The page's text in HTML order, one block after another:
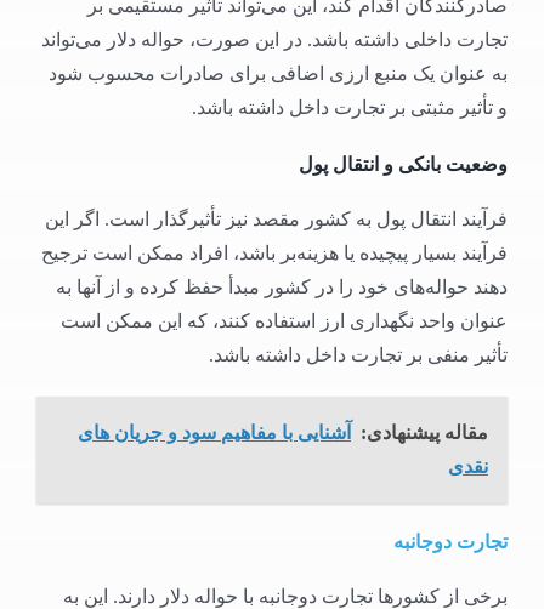
صادرکنندگان اقدام کند، این می‌تواند تأثیر مستقیمی بر
تجارت داخلی داشته باشد. در این صورت، حواله دلار می‌تواند
به عنوان یک منبع ارزی اضافی برای صادرات محسوب شود
و تأثیر مثبتی بر تجارت داخل داشته باشد.
وضعیت بانکی و انتقال پول
فرآیند انتقال پول به کشور مقصد نیز تأثیرگذار است. اگر این
فرآیند بسیار پیچیده یا هزینه‌بر باشد، افراد ممکن است ترجیح
دهند حواله‌های خود را در کشور مبدأ حفظ کرده و از آنها به
عنوان واحد نگهداری ارز استفاده کنند، که این ممکن است
تأثیر منفی بر تجارت داخل داشته باشد.
مقاله پیشنهادی:
آشنایی با مفاهیم سود و جریان های
نقدی
تجارت دوجانبه
برخی از کشورها تجارت دوجانبه با حواله دلار دارند. این به